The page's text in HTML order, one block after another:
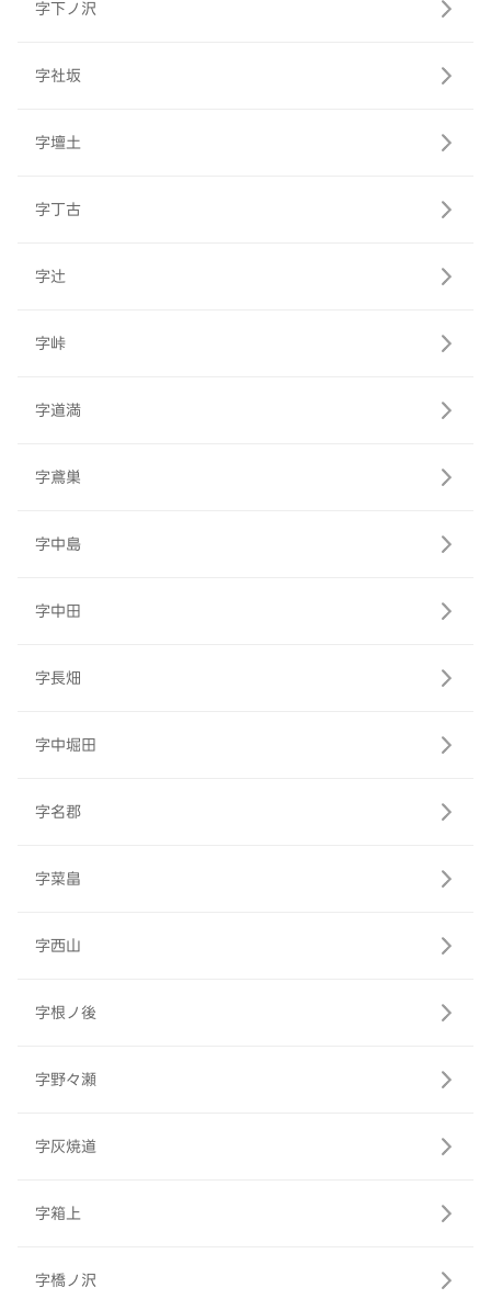
字下ノ沢
字社坂
字壇土
字丁古
字辻
字峠
字道満
字鳶巣
字中島
字中田
字長畑
字中堀田
字名郡
字菜畠
字西山
字根ノ後
字野々瀬
字灰焼道
字箱上
字橋ノ沢